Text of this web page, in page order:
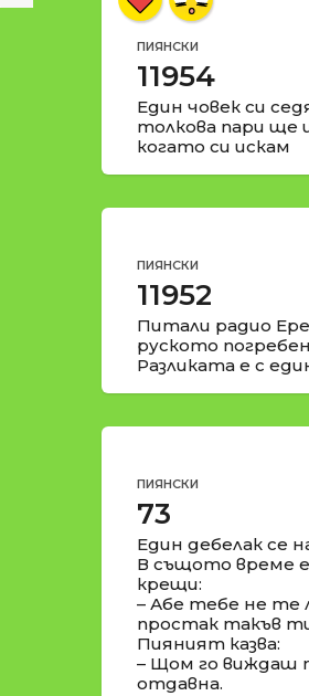
ПИЯНСКИ
11954
Един човек си
толкова пари ще
когато си искам
ПИЯНСКИ
11952
Питали радио
руското
Разликата е с
ПИЯНСКИ
73
Един дебелак се
В същото време
крещи:
– Абе тебе не те
простак такъв
Пияният казва:
– Щом го виждаш
отдавна.